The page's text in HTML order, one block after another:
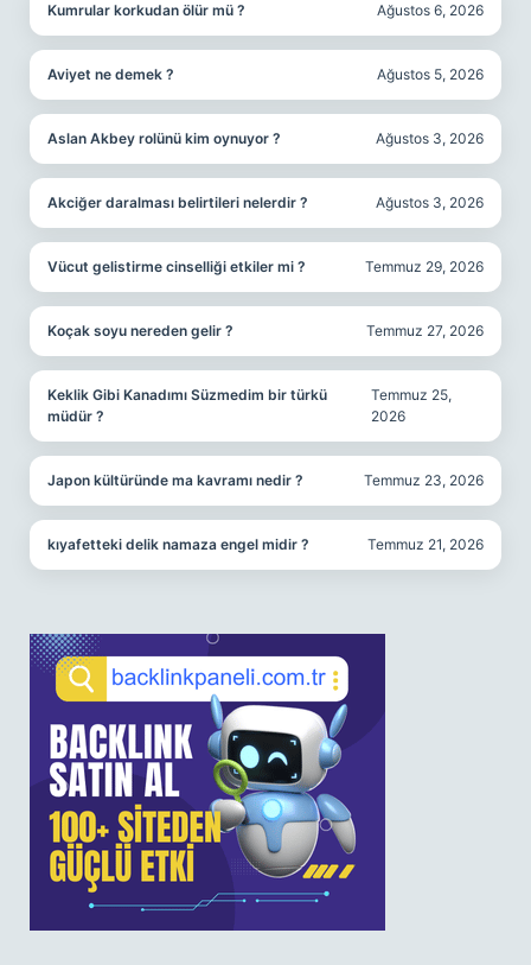
Kumrular korkudan ölür mü ? Ağustos 6, 2026
Aviyet ne demek ? Ağustos 5, 2026
Aslan Akbey rolünü kim oynuyor ? Ağustos 3, 2026
Akciğer daralması belirtileri nelerdir ? Ağustos 3, 2026
Vücut gelistirme cinselliği etkiler mi ? Temmuz 29, 2026
Koçak soyu nereden gelir ? Temmuz 27, 2026
Keklik Gibi Kanadımı Süzmedim bir türkü
müdür ?
Temmuz 25,
2026
Japon kültüründe ma kavramı nedir ? Temmuz 23, 2026
kıyafetteki delik namaza engel midir ? Temmuz 21, 2026